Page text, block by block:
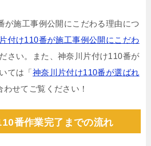
が施工事例公開にこだわる理由につ
付け110番が施工事例公開にこだわ
さい。また、神奈川片付け110番が
ては「 神奈川片付け110番が選ばれ
わせてご覧ください！
番作業完了までの流れ